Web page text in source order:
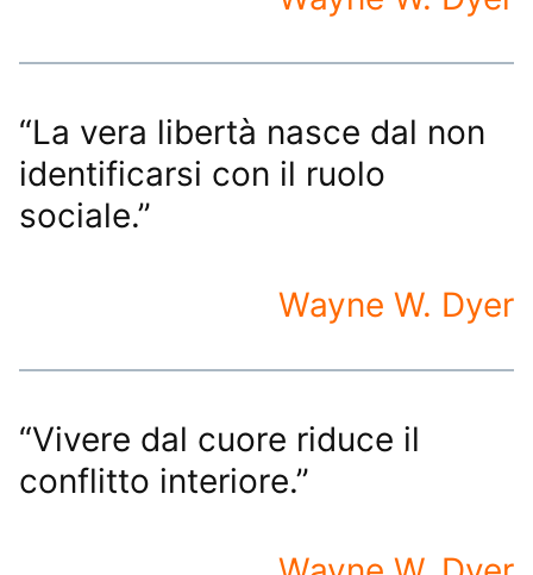
“La vera libertà nasce dal non
identificarsi con il ruolo
sociale.”
Wayne W. Dyer
“Vivere dal cuore riduce il
conflitto interiore.”